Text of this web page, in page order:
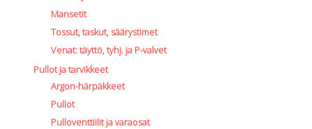
Mansetit
Tossut, taskut, säärystimet
Venat: täyttö, tyhj. ja P-valvet
Pullot ja tarvikkeet
Argon-härpäkkeet
Pullot
Pulloventtiilit ja varaosat